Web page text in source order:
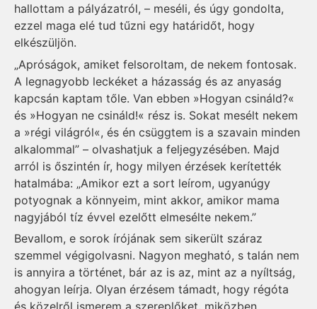
hallottam a pályázatról, – meséli, és úgy gondolta,
ezzel maga elé tud tűzni egy határidőt, hogy
elkészüljön.
„Apróságok, amiket felsoroltam, de nekem fontosak.
A legnagyobb leckéket a házasság és az anyaság
kapcsán kaptam tőle. Van ebben »Hogyan csináld?«
és »Hogyan ne csináld!« rész is. Sokat mesélt nekem
a »régi világról«, és én csüggtem is a szavain minden
alkalommal” – olvashatjuk a feljegyzésében. Majd
arról is őszintén ír, hogy milyen érzések kerítették
hatalmába: „Amikor ezt a sort leírom, ugyanúgy
potyognak a könnyeim, mint akkor, amikor mama
nagyjából tíz évvel ezelőtt elmesélte nekem.”
Bevallom, e sorok írójának sem sikerült száraz
szemmel végigolvasni. Nagyon megható, s talán nem
is annyira a történet, bár az is az, mint az a nyíltság,
ahogyan leírja. Olyan érzésem támadt, hogy régóta